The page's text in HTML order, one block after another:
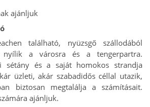
ajánljuk
található, nyüzsgő szállodából
nyílik a városra és a tengerpartra.
sétány és a saját homokos strandja
üzleti, akár szabadidős céllal utazik,
biztosan megtalálja a számításait.
ajánljuk.